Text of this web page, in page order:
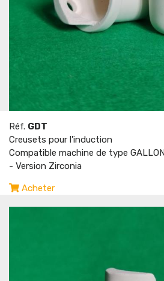
Réf. GDT
Creusets pour l'induction
Compatible machine de type
- Version Zirconia
Acheter